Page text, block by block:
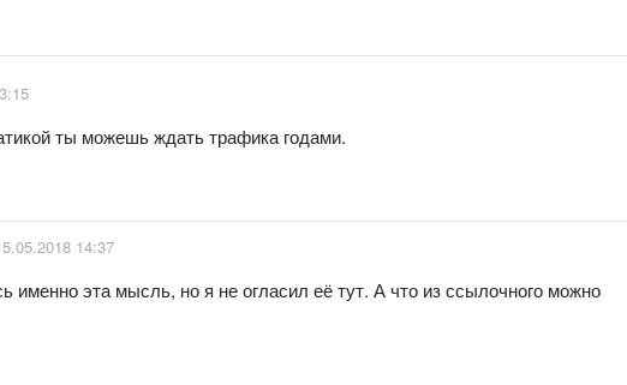
ты можешь ждать трафика годами.
14:37
именно эта мысль, но я не огласил её тут. А что из ссылочного можно